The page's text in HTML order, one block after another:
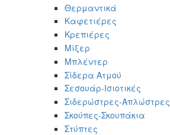
Θερμαντικά
Καφετιέρες
Κρεπιέρες
Μίξερ
Μπλέντερ
Σίδερα Ατμού
Σεσουάρ-Ισιοτικές
Σιδερώστρες-Απλώστρες
Σκούπες-Σκουπάκια
Στύπτες